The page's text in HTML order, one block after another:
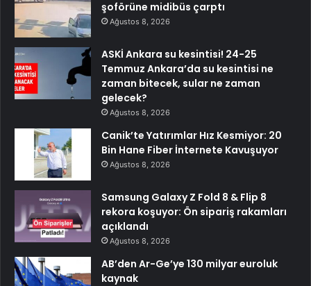
şoförüne midibüs çarptı
Ağustos 8, 2026
ASKİ Ankara su kesintisi! 24-25
Temmuz Ankara’da su kesintisi ne
zaman bitecek, sular ne zaman
gelecek?
Ağustos 8, 2026
Canik’te Yatırımlar Hız Kesmiyor: 20
Bin Hane Fiber İnternete Kavuşuyor
Ağustos 8, 2026
Samsung Galaxy Z Fold 8 & Flip 8
rekora koşuyor: Ön sipariş rakamları
açıklandı
Ağustos 8, 2026
AB’den Ar-Ge’ye 130 milyar euroluk
kaynak